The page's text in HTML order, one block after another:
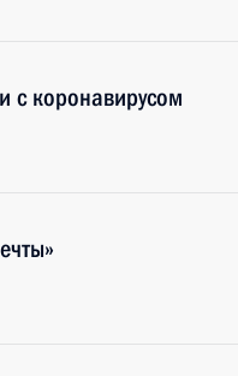
с коронавирусом